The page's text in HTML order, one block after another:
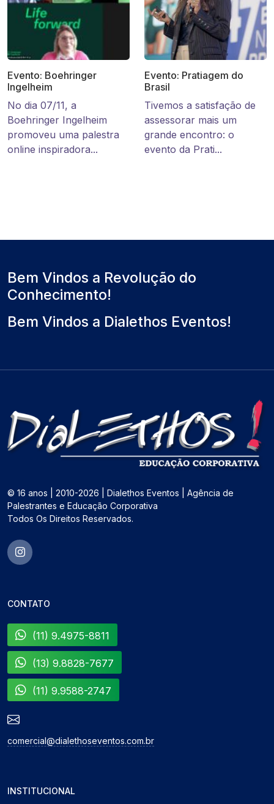
Evento: Boehringer
Ingelheim
No dia 07/11, a
Boehringer Ingelheim
promoveu uma palestra
online inspiradora...
Evento: Pratiagem do
Brasil
Tivemos a satisfação de
assessorar mais um
grande encontro: o
evento da Prati...
Bem Vindos a Revolução do
Conhecimento!
Bem Vindos a Dialethos Eventos!
© 16 anos | 2010-2026 | Dialethos Eventos | Agência de
Palestrantes e Educação Corporativa
Todos Os Direitos Reservados.
CONTATO
(11) 9.4975-8811
(13) 9.8828-7677
(11) 9.9588-2747
comercial@dialethoseventos.com.br
INSTITUCIONAL